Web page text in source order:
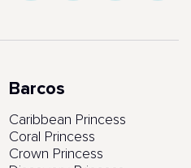
Barcos
Caribbean Princess
Coral Princess
Crown Princess